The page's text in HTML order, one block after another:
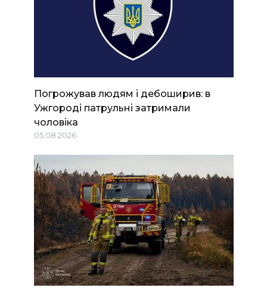
Погрожував людям і дебоширив: в
Ужгороді патрульні затримали
чоловіка
05.08.2026